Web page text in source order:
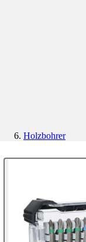
Holzbohrer